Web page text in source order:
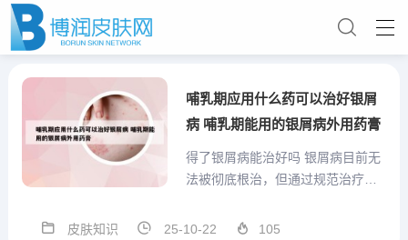
哺乳期应用什么药可以治好银屑
病 哺乳期能用的银屑病外用药膏
得了银屑病能治好吗 银屑病目前无
法被彻底根治，但通过规范治疗和
制。具体分析如下： 银屑病的本质
皮肤知识 25-10-22 105